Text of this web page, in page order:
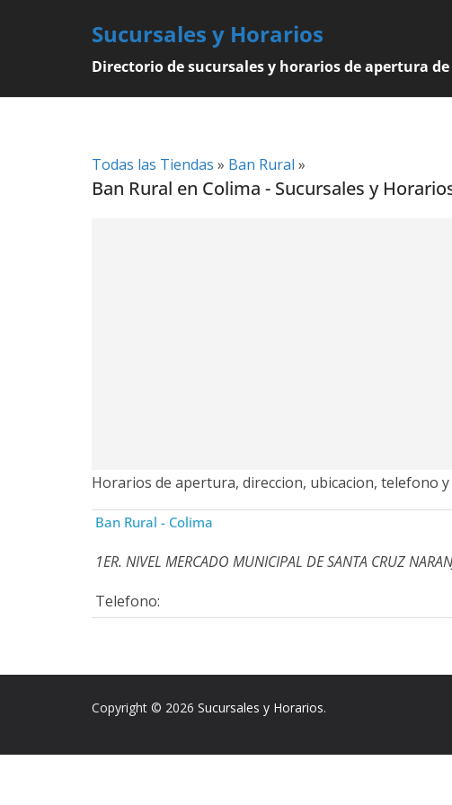
Sucursales y Horarios
Directorio de sucursales y horarios de apertura
Todas las Tiendas » Ban Rural »
Ban Rural en Colima - Sucursales y
Horarios de apertura, direccion, ubicacion, telefono
Ban Rural - Colima
1ER. NIVEL MERCADO MUNICIPAL DE SANTA CRUZ
Telefono:
Copyright © 2026 Sucursales y Horarios.